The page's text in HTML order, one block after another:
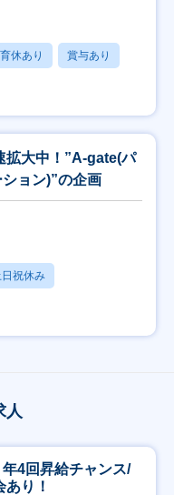
休あり 賞与あり
拡大中！”A-gate(パ
ョン)”の企画
祝休み
人
年4回昇給チャンス/
り！